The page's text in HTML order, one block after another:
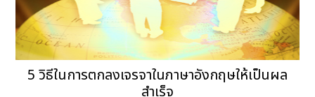
5 วิธีในการตกลงเจรจาในภาษาอังกฤษให้เป็นผล
สำเร็จ